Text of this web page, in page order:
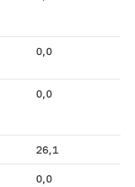
0,0
0,0
26,1
0,0